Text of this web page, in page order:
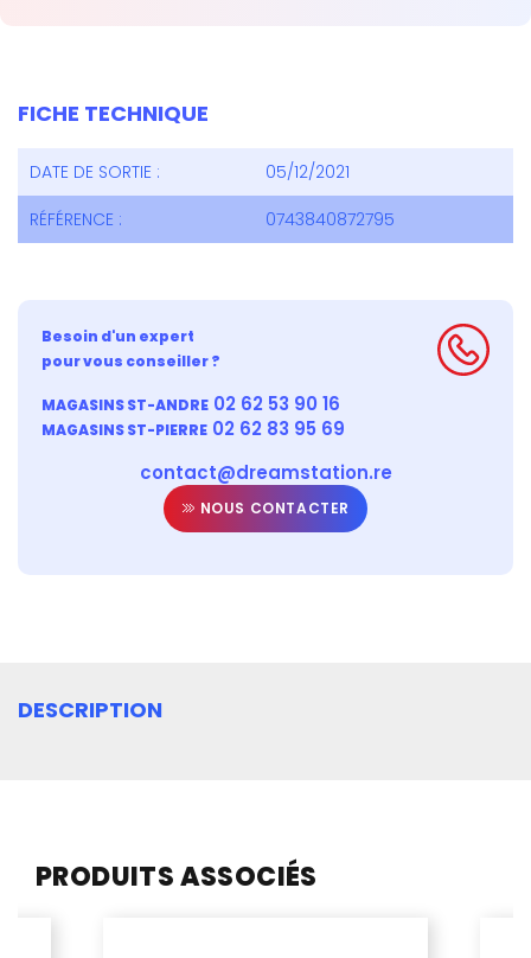
FICHE TECHNIQUE
DATE DE SORTIE :
05/12/2021
RÉFÉRENCE :
0743840872795
Besoin d'un expert
pour vous conseiller ?
MAGASINS ST-ANDRE 02 62 53 90 16
MAGASINS ST-PIERRE 02 62 83 95 69
contact@dreamstation.re
NOUS CONTACTER
DESCRIPTION
PRODUITS ASSOCIÉS